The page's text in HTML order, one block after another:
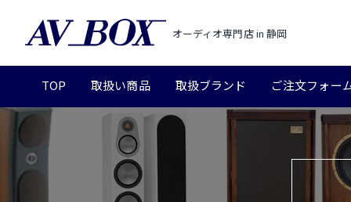
オーディオ専門店 in 静岡
TOP 取扱い商品 取扱ブランド ご注文フォー